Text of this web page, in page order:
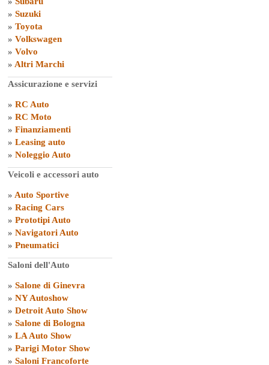
» Suzuki
» Toyota
» Volkswagen
» Volvo
» Altri Marchi
Assicurazione e servizi
» RC Auto
» RC Moto
» Finanziamenti
» Leasing auto
» Noleggio Auto
Veicoli e accessori auto
» Auto Sportive
» Racing Cars
» Prototipi Auto
» Navigatori Auto
» Pneumatici
Saloni dell'Auto
» Salone di Ginevra
» NY Autoshow
» Detroit Auto Show
» Salone di Bologna
» LA Auto Show
» Parigi Motor Show
» Saloni Francoforte